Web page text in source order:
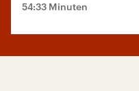
54:33 Minuten